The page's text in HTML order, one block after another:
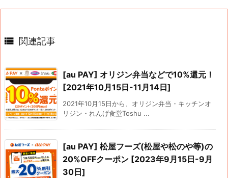
 関連記事
[au PAY] オリジン弁当などで10%還元！
[2021年10月15日-11月14日]
2021年10月15日から、オリジン弁当・キッチンオ
リジン・れんげ食堂Toshu ...
[au PAY] 松屋フーズ(松屋や松のや等)の
20%OFFクーポン [2023年9月15日-9月
30日]